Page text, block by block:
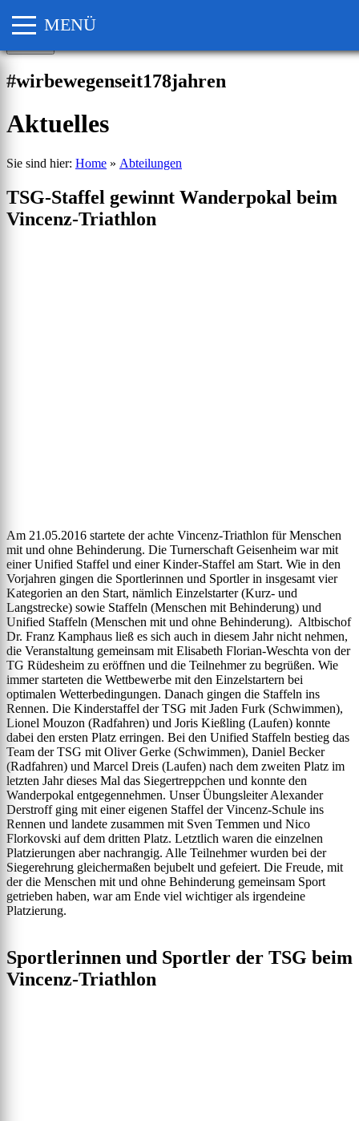
MENÜ
Suchen nach:
#wirbewegenseit178jahren
Aktuelles
Sie sind hier: Home » Abteilungen
TSG-Staffel gewinnt Wanderpokal beim
Vincenz-Triathlon
Am 21.05.2016 startete der achte Vincenz-Triathlon für Menschen
mit und ohne Behinderung. Die Turnerschaft Geisenheim war mit
einer Unified Staffel und einer Kinder-Staffel am Start. Wie in den
Vorjahren gingen die Sportlerinnen und Sportler in insgesamt vier
Kategorien an den Start, nämlich Einzelstarter (Kurz- und
Langstrecke) sowie Staffeln (Menschen mit Behinderung) und
Unified Staffeln (Menschen mit und ohne Behinderung). Altbischof
Dr. Franz Kamphaus ließ es sich auch in diesem Jahr nicht nehmen,
die Veranstaltung gemeinsam mit Elisabeth Florian-Weschta von der
TG Rüdesheim zu eröffnen und die Teilnehmer zu begrüßen. Wie
immer starteten die Wettbewerbe mit den Einzelstartern bei
optimalen Wetterbedingungen. Danach gingen die Staffeln ins
Rennen. Die Kinderstaffel der TSG mit Jaden Furk (Schwimmen),
Lionel Mouzon (Radfahren) und Joris Kießling (Laufen) konnte
dabei den ersten Platz erringen. Bei den Unified Staffeln bestieg das
Team der TSG mit Oliver Gerke (Schwimmen), Daniel Becker
(Radfahren) und Marcel Dreis (Laufen) nach dem zweiten Platz im
letzten Jahr dieses Mal das Siegertreppchen und konnte den
Wanderpokal entgegennehmen. Unser Übungsleiter Alexander
Derstroff ging mit einer eigenen Staffel der Vincenz-Schule ins
Rennen und landete zusammen mit Sven Temmen und Nico
Florkovski auf dem dritten Platz. Letztlich waren die einzelnen
Platzierungen aber nachrangig. Alle Teilnehmer wurden bei der
Siegerehrung gleichermaßen bejubelt und gefeiert. Die Freude, mit
der die Menschen mit und ohne Behinderung gemeinsam Sport
getrieben haben, war am Ende viel wichtiger als irgendeine
Platzierung.
Sportlerinnen und Sportler der TSG beim
Vincenz-Triathlon